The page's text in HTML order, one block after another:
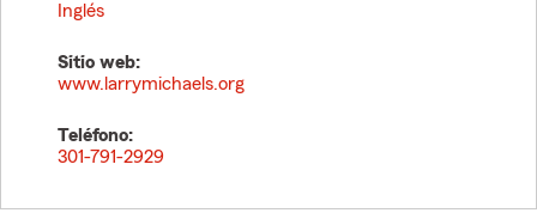
Inglés
Sitio web:
www.larrymichaels.org
Teléfono:
301-791-2929